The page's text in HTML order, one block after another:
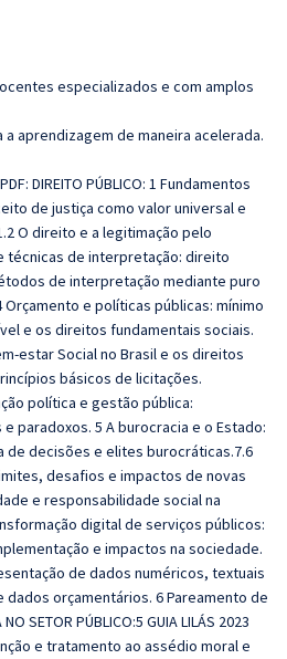
especializados e com amplos
aprendizagem de maneira acelerada.
DIREITO PÚBLICO: 1 Fundamentos
de justiça como valor universal e
O direito e a legitimação pelo
técnicas de interpretação: direito
de interpretação mediante puro
e políticas públicas: mínimo
e os direitos fundamentais sociais.
estar Social no Brasil e os direitos
básicos de licitações.
política e gestão pública:
paradoxos. 5 A burocracia e o Estado:
de decisões e elites burocráticas.7.6
desafios e impactos de novas
e responsabilidade social na
digital de serviços públicos:
e impactos na sociedade.
de dados numéricos, textuais
orçamentários. 6 Pareamento de
SETOR PÚBLICO:5 GUIA LILÁS 2023
e tratamento ao assédio moral e